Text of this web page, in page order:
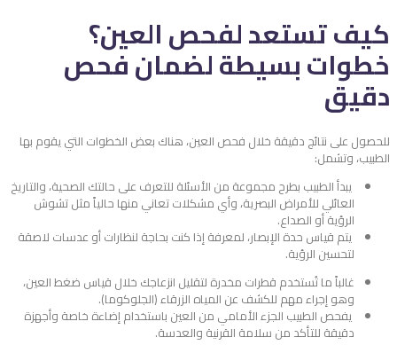
كيف تستعد لفحص العين؟
خطوات بسيطة لضمان فحص
دقيق
للحصول على نتائج دقيقة خلال فحص العين، هناك بعض الخطوات التي يقوم بها
الطبيب، وتشمل:
يبدأ الطبيب بطرح مجموعة من الأسئلة للتعرف على حالتك الصحية، والتاريخ
العائلي للأمراض البصرية، وأي مشكلات تعاني منها حالياً مثل تشوش
الرؤية أو الصداع.
يتم قياس حدة الإبصار، لمعرفة إذا كنت بحاجة لنظارات أو عدسات لاصقة
لتحسين الرؤية.
غالباً ما تُستخدم قطرات مخدرة لتقليل انزعاجك خلال قياس ضغط العين،
وهو إجراء مهم للكشف عن المياه الزرقاء (الجلوكوما).
يفحص الطبيب الجزء الأمامي من العين باستخدام إضاءة خاصة وأجهزة
دقيقة للتأكد من سلامة القرنية والعدسة.